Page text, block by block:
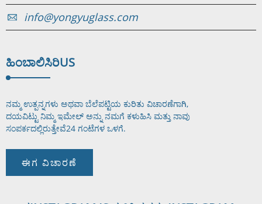
info@yongyuglass.com
ಹಿಂಬಾಲಿಸಿರಿUS
ನಮ್ಮ ಉತ್ಪನ್ನಗಳು ಅಥವಾ ಬೆಲೆಪಟ್ಟಿಯ ಕುರಿತು ವಿಚಾರಣೆಗಾಗಿ,
ದಯವಿಟ್ಟು ನಿಮ್ಮ ಇಮೇಲ್ ಅನ್ನು ನಮಗೆ ಕಳುಹಿಸಿ ಮತ್ತು ನಾವು
ಸಂಪರ್ಕದಲ್ಲಿರುತ್ತೇವೆ24 ಗಂಟೆಗಳ ಒಳಗೆ.
ಈಗ ವಿಚಾರಣೆ